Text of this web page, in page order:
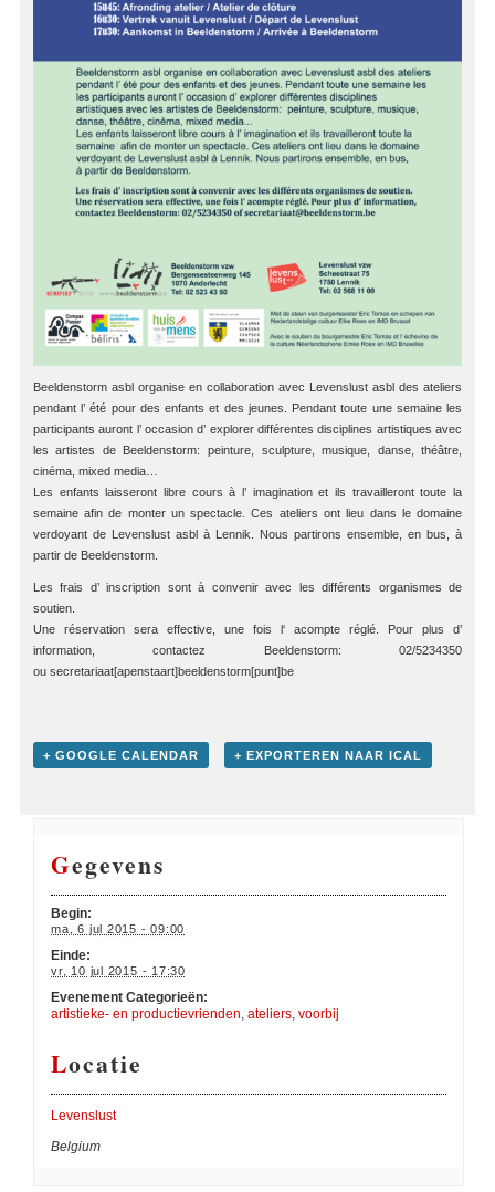
Beeldenstorm asbl organise en collaboration avec Levenslust asbl des ateliers
pendant l’ été pour des enfants et des jeunes. Pendant toute une semaine les
participants auront l’ occasion d’ explorer différentes disciplines artistiques avec
les artistes de Beeldenstorm: peinture, sculpture, musique, danse, théâtre,
cinéma, mixed media…
Les enfants laisseront libre cours à l’ imagination et ils travailleront toute la
semaine afin de monter un spectacle. Ces ateliers ont lieu dans le domaine
verdoyant de Levenslust asbl à Lennik. Nous partirons ensemble, en bus, à
partir de Beeldenstorm.
Les frais d’ inscription sont à convenir avec les différents organismes de
soutien.
Une réservation sera effective, une fois l‘ acompte réglé. Pour plus d’
information, contactez Beeldenstorm: 02/5234350
ou secretariaat[apenstaart]beeldenstorm[punt]be
+ GOOGLE CALENDAR + EXPORTEREN NAAR ICAL
Gegevens
Begin:
ma, 6 jul 2015 - 09:00
Einde:
vr, 10 jul 2015 - 17:30
Evenement Categorieën:
artistieke- en productievrienden,ateliers,voorbij
Locatie
Levenslust
Belgium